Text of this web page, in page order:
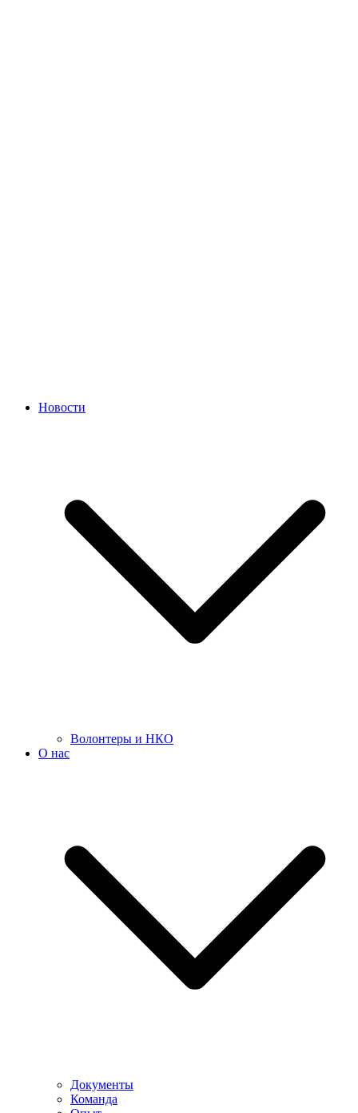
Новости
Волонтеры и НКО
О нас
Документы
Команда